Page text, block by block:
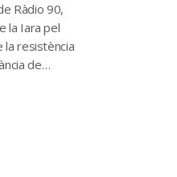
Ràdio 90,
la Iara pel
la resistència
de